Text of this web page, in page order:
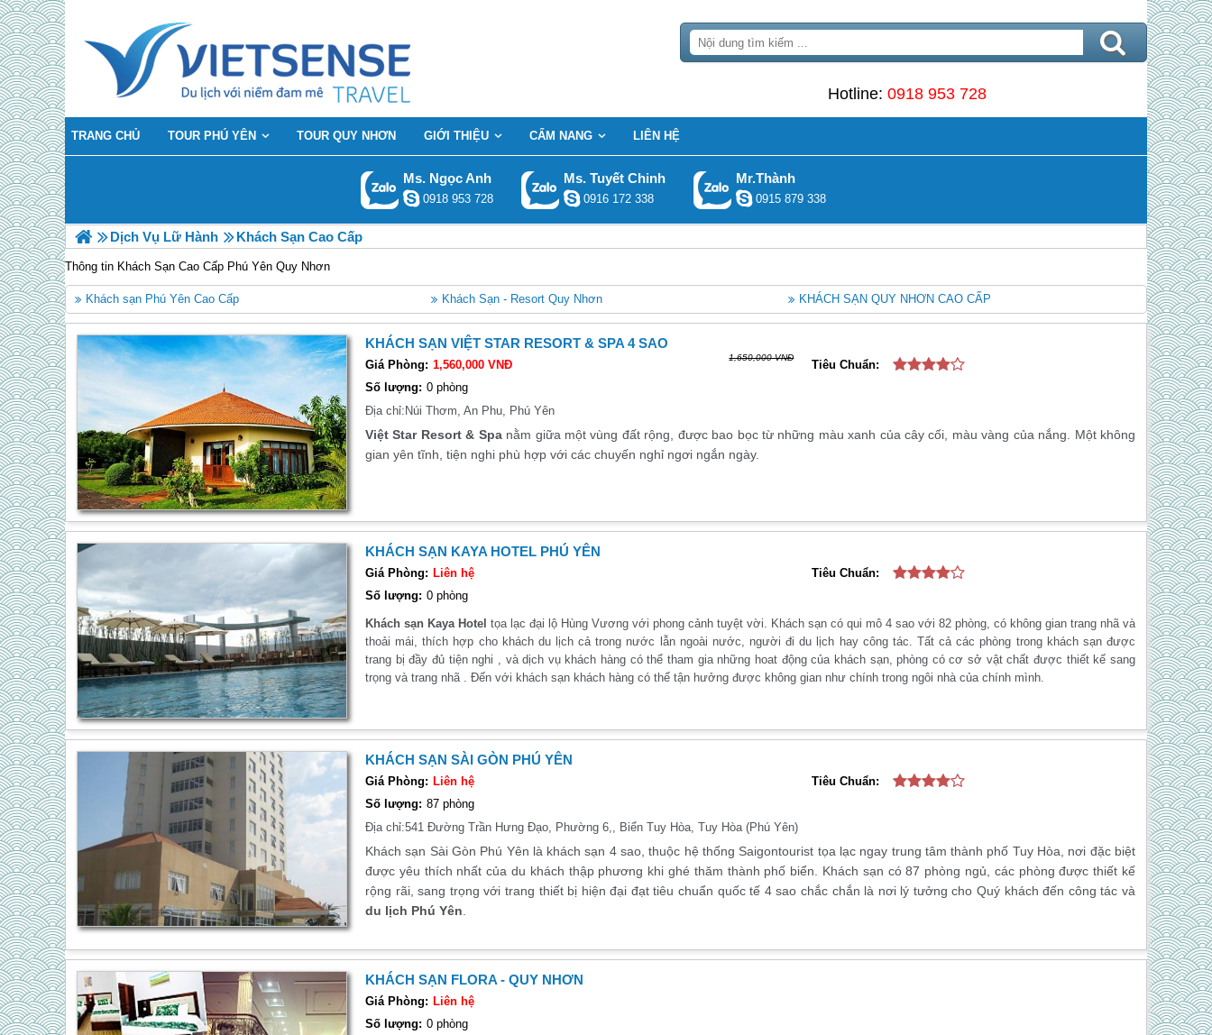
Hotline: 0918 953 728
TRANG CHỦ TOUR PHÚ YÊN TOUR QUY NHƠN GIỚI THIỆU CẨM NANG LIÊN HỆ
Ms. Ngọc Anh
0918 953 728
Ms. Tuyết Chinh
0916 172 338
Mr.Thành
0915 879 338
Dịch Vụ Lữ Hành Khách Sạn Cao Cấp
Thông tin Khách Sạn Cao Cấp Phú Yên Quy Nhơn
Khách sạn Phú Yên Cao Cấp Khách Sạn - Resort Quy Nhơn KHÁCH SẠN QUY NHƠN CAO CẤP
KHÁCH SẠN VIỆT STAR RESORT & SPA 4 SAO
Giá Phòng:
1,650,000 VNĐ
1,560,000 VNĐ
Tiêu Chuẩn:
Số lượng: 0 phòng
Địa chỉ: Núi Thơm, An Phu, Phú Yên
Việt Star Resort & Spanằm giữa một vùng đất rộng, được bao bọc từ những màu xanh của cây cối, màu vàng của nắng. Một không
gian yên tĩnh, tiện nghi phù hợp với các chuyến nghỉ ngơi ngắn ngày.
KHÁCH SẠN KAYA HOTEL PHÚ YÊN
Giá Phòng: Liên hệ
Tiêu Chuẩn:
Số lượng: 0 phòng
Khách sạn Kaya Hotel tọa lạc đại lộ Hùng Vương với phong cảnh tuyệt vời. Khách sạn có qui mô 4 sao với 82 phòng, có không gian trang nhã và
thoải mái, thích hợp cho khách du lịch cả trong nước lẫn ngoài nước, người đi du lịch hay công tác. Tất cả các phòng trong khách sạn được
trang bị đầy đủ tiện nghi , và dịch vụ khách hàng có thể tham gia những hoat động của khách sạn, phòng có cơ sở vật chất được thiết kế sang
trọng và trang nhã . Đến với khách sạn khách hàng có thể tận hưởng được không gian như chính trong ngôi nhà của chính mình.
KHÁCH SẠN SÀI GÒN PHÚ YÊN
Giá Phòng: Liên hệ
Tiêu Chuẩn:
Số lượng: 87 phòng
Địa chỉ:541 Đường Trần Hưng Đạo, Phường 6,, Biển Tuy Hòa, Tuy Hòa (Phú Yên)
Khách sạn Sài Gòn Phú Yên là khách sạn 4 sao, thuộc hệ thống Saigontourist tọa lạc ngay trung tâm thành phố Tuy Hòa, nơi đặc biệt
được yêu thích nhất của du khách thập phương khi ghé thăm thành phố biển. Khách sạn có 87 phòng ngủ, các phòng được thiết kế
rộng rãi, sang trọng với trang thiết bị hiện đại đạt tiêu chuẩn quốc tế 4 sao chắc chắn là nơi lý tưởng cho Quý khách đến công tác và
du lịch Phú Yên
KHÁCH SẠN FLORA - QUY NHƠN
Giá Phòng: Liên hệ
Số lượng: 0 phòng